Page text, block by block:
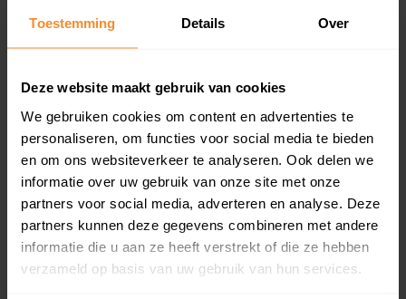
Toestemming Details Over
Deze website maakt gebruik van cookies
We gebruiken cookies om content en advertenties te
personaliseren, om functies voor social media te bieden
en om ons websiteverkeer te analyseren. Ook delen we
informatie over uw gebruik van onze site met onze
partners voor social media, adverteren en analyse. Deze
partners kunnen deze gegevens combineren met andere
informatie die u aan ze heeft verstrekt of die ze hebben
verzameld op basis van uw gebruik van hun services.
Een overzicht van alle verkochte woningen (koopsom
en koopdatum) binnen een postcodegebied. Dit
Bekijk product
Direct leverbaar